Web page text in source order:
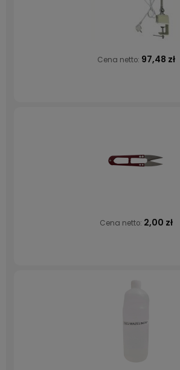
Cena netto: 97,48 zł
Cena netto: 2,00 zł